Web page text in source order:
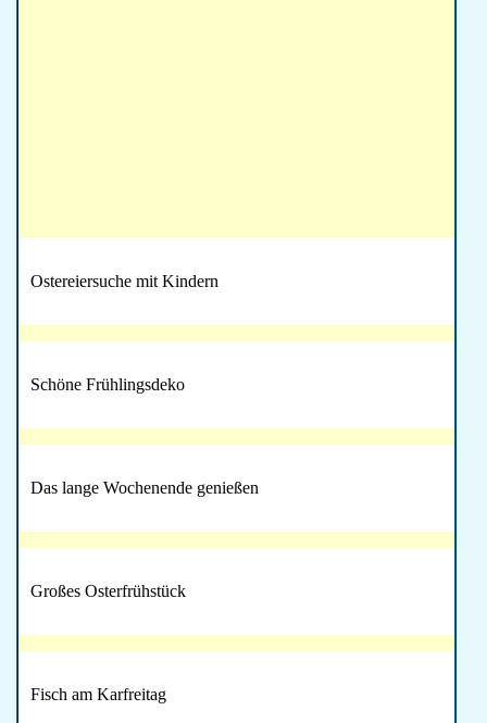
Ostereiersuche mit Kindern
Schöne Frühlingsdeko
Das lange Wochenende genießen
Großes Osterfrühstück
Fisch am Karfreitag